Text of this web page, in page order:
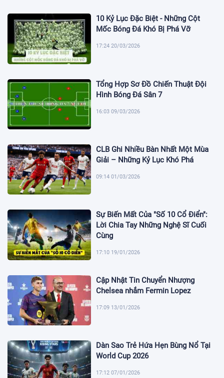
10 Kỷ Lục Đặc Biệt - Những Cột
Mốc Bóng Đá Khó Bị Phá Vỡ
17:24 20/03/2026
Tổng Hợp Sơ Đồ Chiến Thuật Đội
Hình Bóng Đá Sân 7
16:03 09/03/2026
CLB Ghi Nhiều Bàn Nhất Một Mùa
Giải – Những Kỷ Lục Khó Phá
09:14 01/03/2026
Sự Biến Mất Của "Số 10 Cổ Điển":
Lời Chia Tay Những Nghệ Sĩ Cuối
Cùng
17:10 19/01/2026
Cập Nhật Tin Chuyển Nhượng
Chelsea nhắm Fermin Lopez
17:09 13/01/2026
Dàn Sao Trẻ Hứa Hẹn Bùng Nổ Tại
World Cup 2026
17:12 07/01/2026